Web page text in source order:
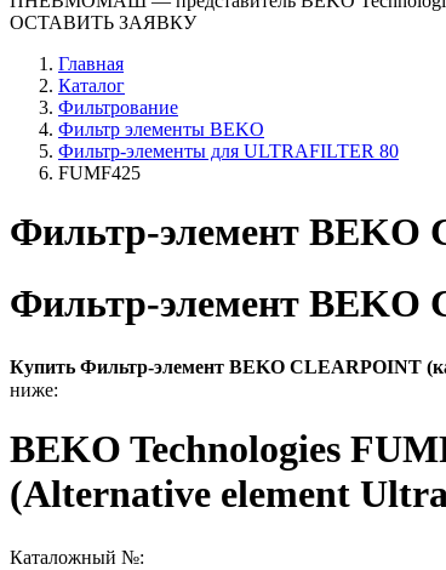
ОСТАВИТЬ ЗАЯВКУ
Главная
Каталог
Фильтрование
Фильтр элементы BEKO
Фильтр-элементы для ULTRAFILTER 80
FUMF425
Фильтр-элемент BEKO
Фильтр-элемент BEKO
Купить Фильтр-элемент BEKO CLEARPOINT
ниже:
BEKO Technologies
(Alternative element
Каталожный №: